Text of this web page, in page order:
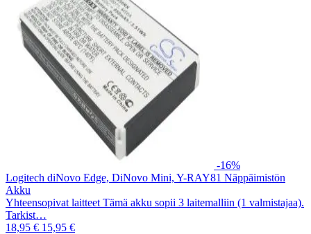
-16%
Logitech diNovo Edge, DiNovo Mini, Y-RAY81 Näppäimistön
Akku
Yhteensopivat laitteet Tämä akku sopii 3 laitemalliin (1 valmistajaa).
Tarkist…
18,95 € 15,95 €